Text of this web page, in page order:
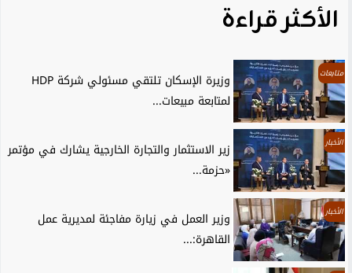
الأكثر قراءة
متابعات
وزيرة الإسكان تلتقي مسئولي شركة HDP
لمتابعة مبيعات...
الأخبار
زير الاستثمار والتجارة الخارجية يشارك في مؤتمر
«حزمة...
الأخبار
وزير العمل في زيارة مفاجئة لمديرية عمل
القاهرة:...